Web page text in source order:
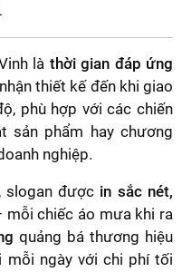
là thời gian đáp ứng
thiết kế đến khi giao
phù hợp với các chiến
sản phẩm hay chương
nghiệp.
slogan được in sắc nét,
chiếc áo mưa khi ra
quảng bá thương hiệu
mỗi ngày với chi phí tối